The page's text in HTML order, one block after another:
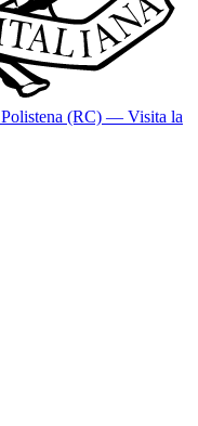
Polistena (RC) — Visita la